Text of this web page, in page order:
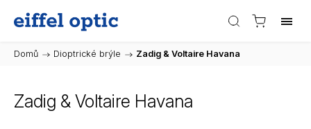
Domů / Dioptrické brýle / Zadig & Voltaire Havana
Zadig & Voltaire Havana